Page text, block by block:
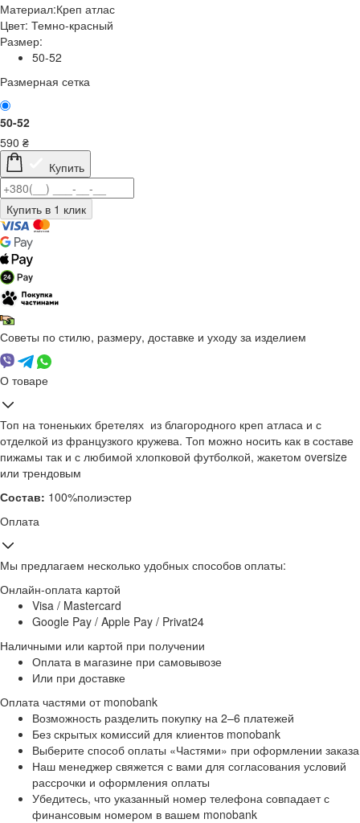
Материал:Креп атлас
Цвет: Темно-красный
Размер:
50-52
Размерная сетка
50-52
590 ₴
Купить
Советы по стилю, размеру, доставке и уходу за изделием
О товаре
Топ на тоненьких бретелях из благородного креп атласа и с
отделкой из французкого кружева. Топ можно носить как в составе
пижамы так и с любимой хлопковой футболкой, жакетом oversize
или трендовым
Состав: 100%полиэстер
Оплата
Мы предлагаем несколько удобных способов оплаты:
Онлайн-оплата картой
Visa / Mastercard
Google Pay / Apple Pay / Privat24
Наличными или картой при получении
Оплата в магазине при самовывозе
Или при доставке
Оплата частями от monobank
Возможность разделить покупку на 2–6 платежей
Без скрытых комиссий для клиентов monobank
Выберите способ оплаты «Частями» при оформлении заказа
Наш менеджер свяжется с вами для согласования условий
рассрочки и оформления оплаты
Убедитесь, что указанный номер телефона совпадает с
финансовым номером в вашем monobank